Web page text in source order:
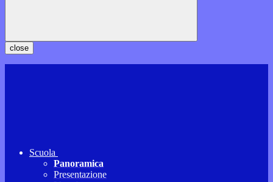
close
Scuola
Panoramica
Presentazione